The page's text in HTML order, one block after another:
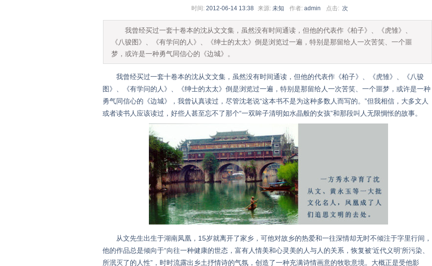
时间: 2012-06-14 13:38 来源: 未知 作者: admin 点击: 次
我曾经买过一套十卷本的沈从文文集，虽然没有时间通读，但他的代表作《柏子》、《虎雏》、
《八骏图》、《有学问的人》、《绅士的太太》倒是浏览过一遍，特别是那留给人一次苦笑、一个噩
梦，或许是一种勇气同信心的《边城》。
我曾经买过一套十卷本的沈从文文集，虽然没有时间通读，但他的代表作《柏子》、《虎雏》、《八骏
图》、《有学问的人》、《绅士的太太》倒是浏览过一遍，特别是那留给人一次苦笑、一个噩梦，或许是一种
勇气同信心的《边城》，我曾认真读过，尽管沈老说“这本书不是为这种多数人而写的。”但我相信，大多文人
或者读书人应该读过，好些人甚至忘不了那个“一双眸子清明如水晶般的女孩”和那段叫人无限惆怅的故事。
从文先生出生于湖南凤凰，15岁就离开了家乡，可他对故乡的热爱和一往深情却无时不倾注于字里行间，
他的作品总是倾向于“向往一种健康的世态，富有人情美和心灵美的人与人的关系，恢复被‘近代义明’所污染、
所泯灭了的人性”，时时流露出乡土抒情诗的气氛，创造了一种充满诗情画意的牧歌意境。大概正是受他影